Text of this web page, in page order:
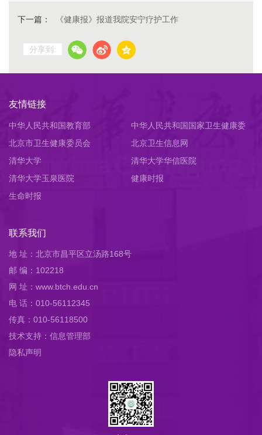
下一篇： 《健康报》报道我院安宁疗护工作
分享到:
友情链接
中华人民共和国教育部
中华人民共和国国家卫生健康委
员会
北京市卫生健康委员会
北京卫生信息网
清华大学
清华大学华信医院
清华大学玉泉医院
健康时报
生命时报
联系我们
地 址：北京市昌平区立汤路168号
邮 编：102218
网 址：www.btch.edu.cn
电 话：010-56112345
传真：010-56118500
技术支持：信息管理部
隐私声明